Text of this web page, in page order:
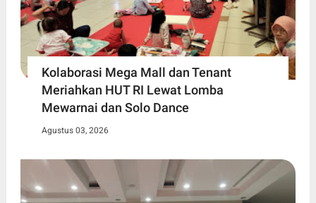
Kolaborasi Mega Mall dan Tenant
Meriahkan HUT RI Lewat Lomba
Mewarnai dan Solo Dance
Agustus 03, 2026